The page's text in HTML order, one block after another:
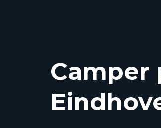
Camper